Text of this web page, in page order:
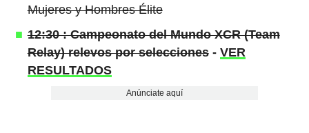
Mujeres y Hombres Élite
12:30 : Campeonato del Mundo XCR (Team
Relay) relevos por selecciones- VER
RESULTADOS
Anúnciate aquí